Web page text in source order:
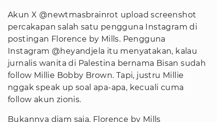
Akun X @newtmasbrainrot upload screenshot
percakapan salah satu pengguna Instagram di
postingan Florence by Mills. Pengguna
Instagram @heyandjela itu menyatakan, kalau
jurnalis wanita di Palestina bernama Bisan sudah
follow Millie Bobby Brown. Tapi, justru Millie
nggak speak up soal apa-apa, kecuali cuma
follow akun zionis.
Bukannya diam saja, Florence by Mills